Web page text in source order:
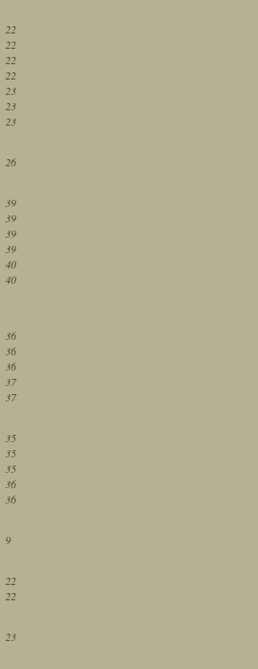
22
22
22
22
23
23
23
26
39
39
39
39
40
40
36
36
36
37
37
35
35
35
36
36
9
22
22
23